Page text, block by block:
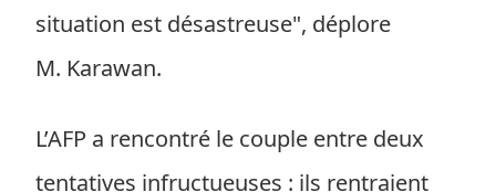
situation est désastreuse", déplore
M. Karawan.
L’AFP a rencontré le couple entre deux
tentatives infructueuses : ils rentraient